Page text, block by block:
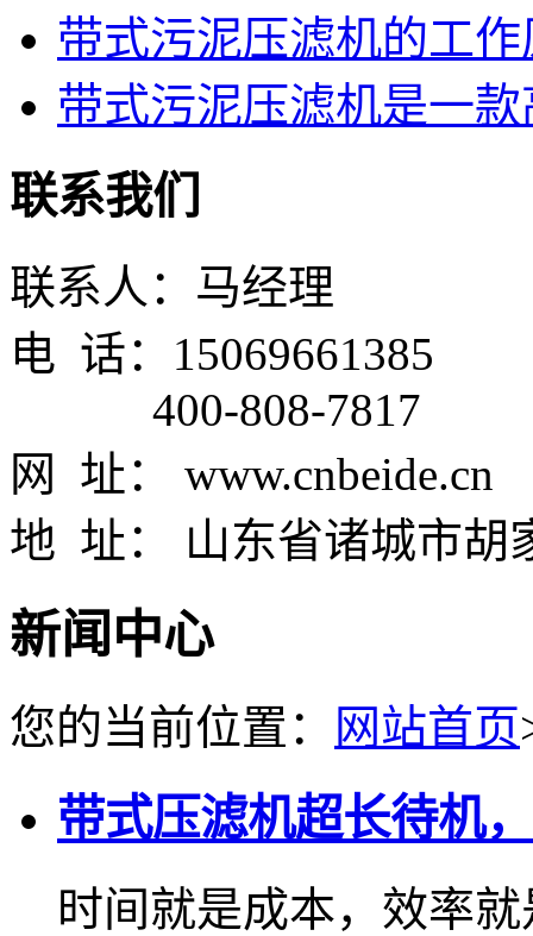
带式污泥压滤机的工
带式污泥压滤机是一
联系我们
联系人：马经理
电 话：15069661385
400-808-7817
网 址： www.cnbeide.cn
地 址： 山东省诸城市胡
新闻中心
您的当前位置： 网站首页
带式压滤机超长待机
时间就是成本，效率